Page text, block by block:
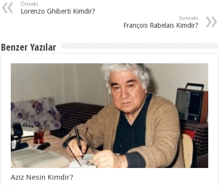
Önceki
Lorenzo Ghiberti Kimdir?
Sonraki
François Rabelais Kimdir?
Benzer Yazılar
Aziz Nesin Kimdir?